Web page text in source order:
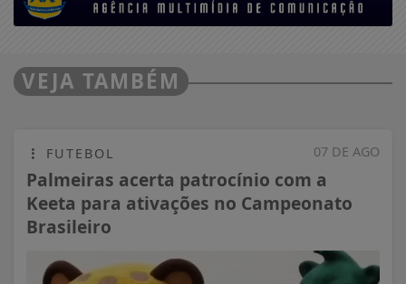
VEJA TAMBÉM
07 DE AGO
FUTEBOL
Palmeiras acerta patrocínio com a
Keeta para ativações no Campeonato
Brasileiro